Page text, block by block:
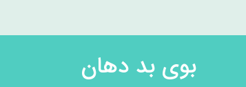
بوی بد دهان